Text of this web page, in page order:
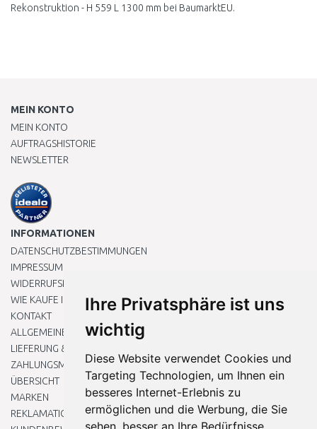
Ihre Privatsphäre ist uns
wichtig
Diese Website verwendet Cookies und
Targeting Technologien, um Ihnen ein
besseres Internet-Erlebnis zu
ermöglichen und die Werbung, die Sie
sehen, besser an Ihre Bedürfnisse
Rekonstruktion - H 559 L 1300 mm bei BaumarktEU.
MEIN KONTO
MEIN KONTO
AUFTRAGSHISTORIE
NEWSLETTER
INFORMATIONEN
DATENSCHUTZBESTIMMUNGEN
IMPRESSUM
WIDERRUFSRECHT
WIE KAUFE ICH EIN?
KONTAKT
ALLGEMEINEN GESCHÄFTSBEDINGUNGEN
LIEFERUNG & ZAHLUNG
ZAHLUNGSMETHODEN
ÜBERSICHT
MARKEN
REKLAMATIONEN UND RETOUREN